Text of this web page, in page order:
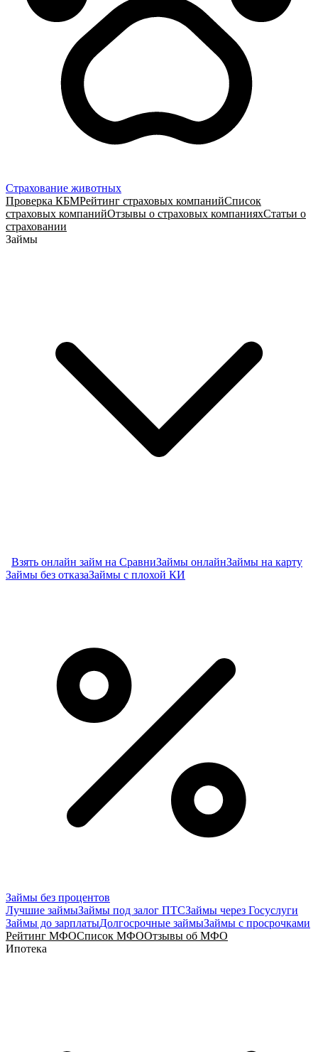
Страхование животных
Проверка КБМРейтинг страховых компанийСписок
страховых компанийОтзывы о страховых компанияхСтатьи о
страховании
Займы
Взять онлайн займ на СравниЗаймы онлайнЗаймы на карту
Займы без отказаЗаймы с плохой КИ
Займы без процентов
Лучшие займыЗаймы под залог ПТСЗаймы через Госуслуги
Займы до зарплатыДолгосрочные займыЗаймы с просрочками
Рейтинг МФОСписок МФООтзывы об МФО
Ипотека